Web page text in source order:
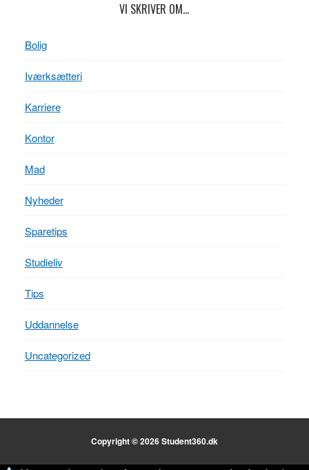
VI SKRIVER OM…
Bolig
Iværksætteri
Karriere
Kontor
Mad
Nyheder
Sparetips
Studieliv
Tips
Uddannelse
Uncategorized
Copyright © 2026 Student360.dk